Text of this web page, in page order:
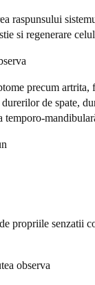
raspunsului
si regenerare
precum
de spate,
temporo-
propriile senzatii
observa